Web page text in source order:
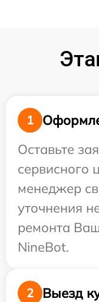
1
Оставьте
сервисного
менеджер
уточнения
ремонта
NineBot.
2
Выезд